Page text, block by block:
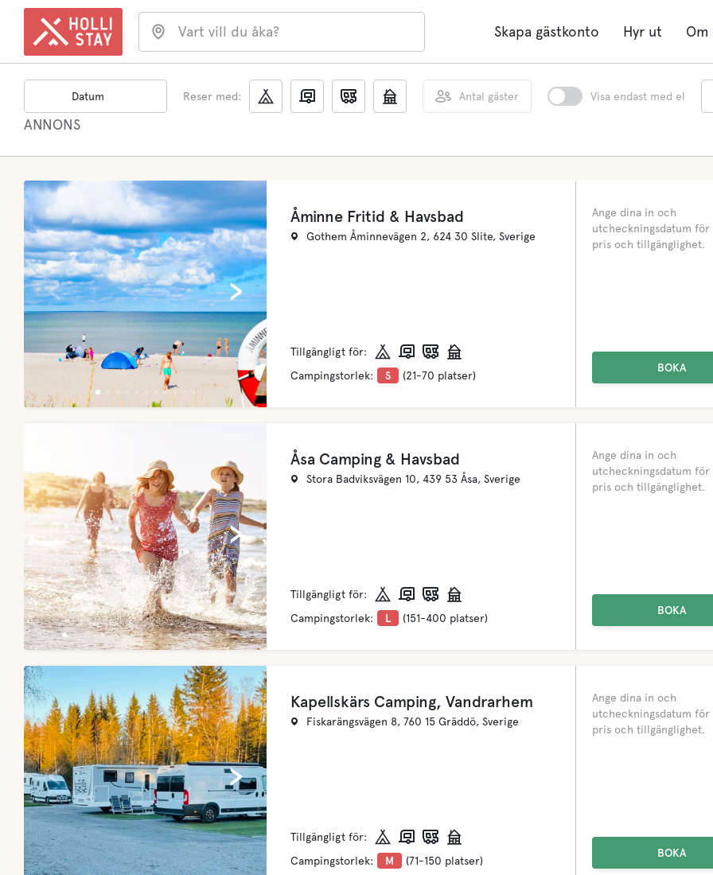
Skapa gästkonto Hyr ut
Vart vill du åka?
Datum Reser med: Antal gäster Visa endast med el
ANNONS
›
‹
Åminne Fritid & Havsbad
Gothem Åminnevägen 2, 624 30 Slite, Sverige
Tillgängligt för:
Campingstorlek:
S (21-70 platser)
Ange dina in och
utcheckningsdatum för
pris och tillgänglighet.
BOKA
›
‹
Åsa Camping & Havsbad
Stora Badviksvägen 10, 439 53 Åsa, Sverige
Tillgängligt för:
Campingstorlek:
L (151-400 platser)
Ange dina in och
utcheckningsdatum för
pris och tillgänglighet.
BOKA
›
‹
Kapellskärs Camping, Vandrarhem
Fiskarängsvägen 8, 760 15 Gräddö, Sverige
Tillgängligt för:
Campingstorlek:
M (71-150 platser)
Ange dina in och
utcheckningsdatum för
pris och tillgänglighet.
BOKA